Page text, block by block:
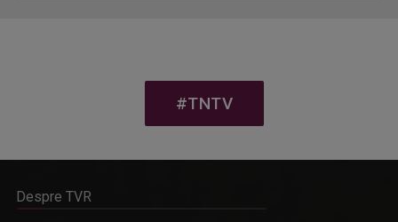
#TNTV
Despre TVR